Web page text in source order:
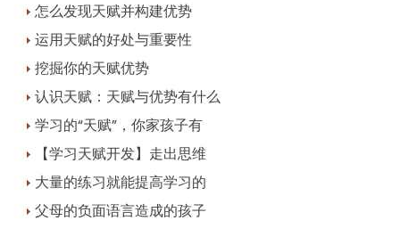
怎么发现天赋并构建优势
运用天赋的好处与重要性
挖掘你的天赋优势
认识天赋：天赋与优势有什么
学习的“天赋”，你家孩子有
【学习天赋开发】走出思维
大量的练习就能提高学习的
父母的负面语言造成的孩子